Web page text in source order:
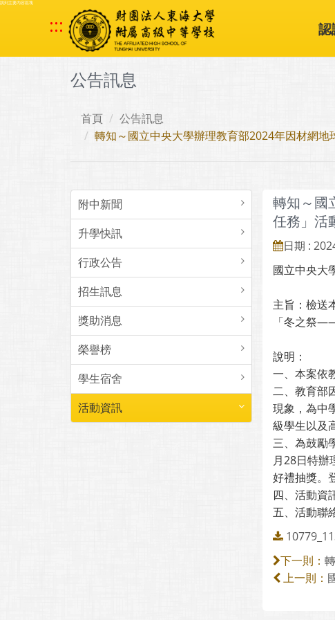
跳到主要內容區塊
::: 認
公告訊息
首頁
公告訊息
轉知～國立中央大學辦理教育部2024年因材網
附中新聞
升學快訊
行政公告
招生訊息
獎助消息
榮譽榜
學生宿舍
活動資訊
轉知～國
任務」活
日期 :
國立中央大
主旨：檢送
「冬之祭
說明：
一、本案依
二、教育部
現象，為中
級學生以及
三、為鼓勵
月28日特
好禮抽獎。
四、活動資
五、活動聯
下一則：
上一則：